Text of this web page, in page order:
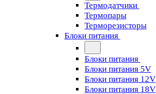
Термодатчики
Термопары
Терморезисторы
Блоки питания
Блоки питания
Блоки питания 5V
Блоки питания 12V
Блоки питания 18V